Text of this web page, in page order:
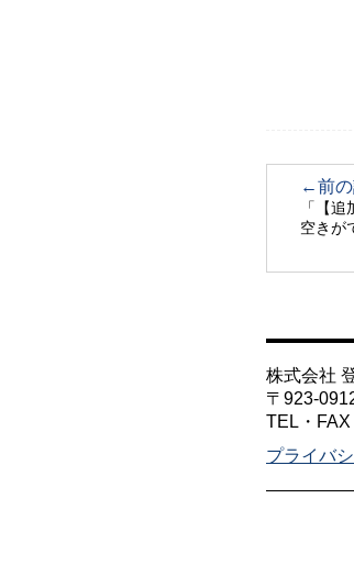
←前の
「【
空きが
株式会社
〒923-
TEL・FAX
プライバ